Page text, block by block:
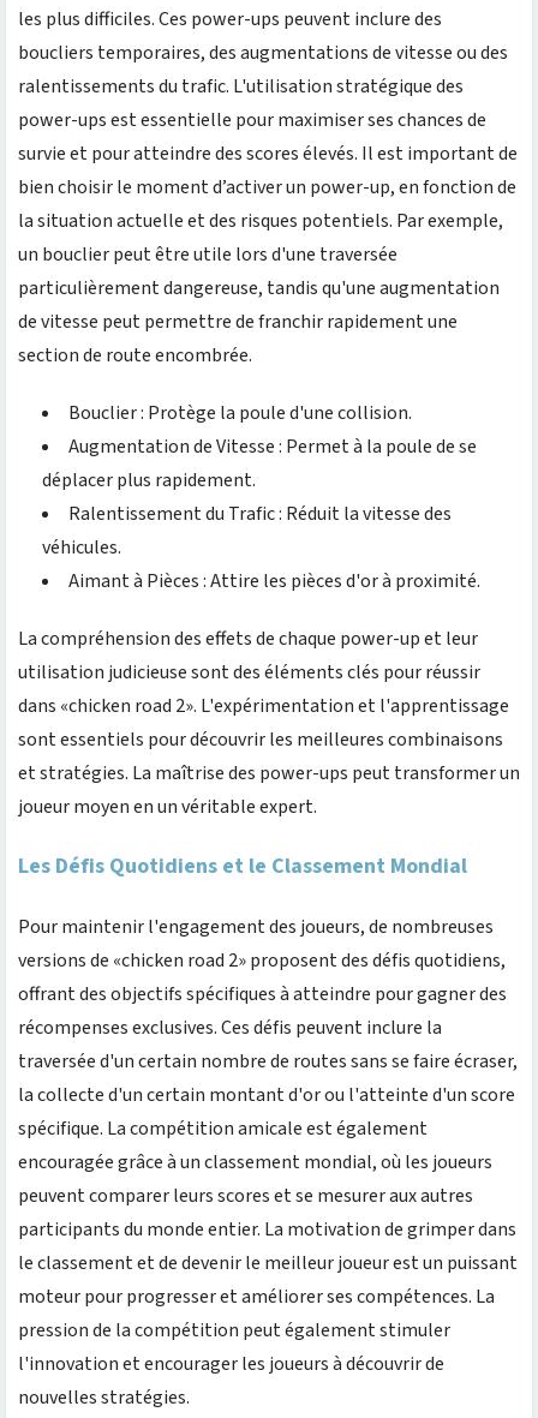
les plus difficiles. Ces power-ups peuvent inclure des
boucliers temporaires, des augmentations de vitesse ou des
ralentissements du trafic. L'utilisation stratégique des
power-ups est essentielle pour maximiser ses chances de
survie et pour atteindre des scores élevés. Il est important de
bien choisir le moment d’activer un power-up, en fonction de
la situation actuelle et des risques potentiels. Par exemple,
un bouclier peut être utile lors d'une traversée
particulièrement dangereuse, tandis qu'une augmentation
de vitesse peut permettre de franchir rapidement une
section de route encombrée.
Bouclier : Protège la poule d'une collision.
Augmentation de Vitesse : Permet à la poule de se
déplacer plus rapidement.
Ralentissement du Trafic : Réduit la vitesse des
véhicules.
Aimant à Pièces : Attire les pièces d'or à proximité.
La compréhension des effets de chaque power-up et leur
utilisation judicieuse sont des éléments clés pour réussir
dans «chicken road 2». L'expérimentation et l'apprentissage
sont essentiels pour découvrir les meilleures combinaisons
et stratégies. La maîtrise des power-ups peut transformer un
joueur moyen en un véritable expert.
Les Défis Quotidiens et le Classement Mondial
Pour maintenir l'engagement des joueurs, de nombreuses
versions de «chicken road 2» proposent des défis quotidiens,
offrant des objectifs spécifiques à atteindre pour gagner des
récompenses exclusives. Ces défis peuvent inclure la
traversée d'un certain nombre de routes sans se faire écraser,
la collecte d'un certain montant d'or ou l'atteinte d'un score
spécifique. La compétition amicale est également
encouragée grâce à un classement mondial, où les joueurs
peuvent comparer leurs scores et se mesurer aux autres
participants du monde entier. La motivation de grimper dans
le classement et de devenir le meilleur joueur est un puissant
moteur pour progresser et améliorer ses compétences. La
pression de la compétition peut également stimuler
l'innovation et encourager les joueurs à découvrir de
nouvelles stratégies.